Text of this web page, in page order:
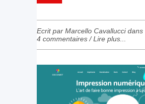
Ecrit par Marcello Cavallucci dans
4 commentaires /Lire plus...